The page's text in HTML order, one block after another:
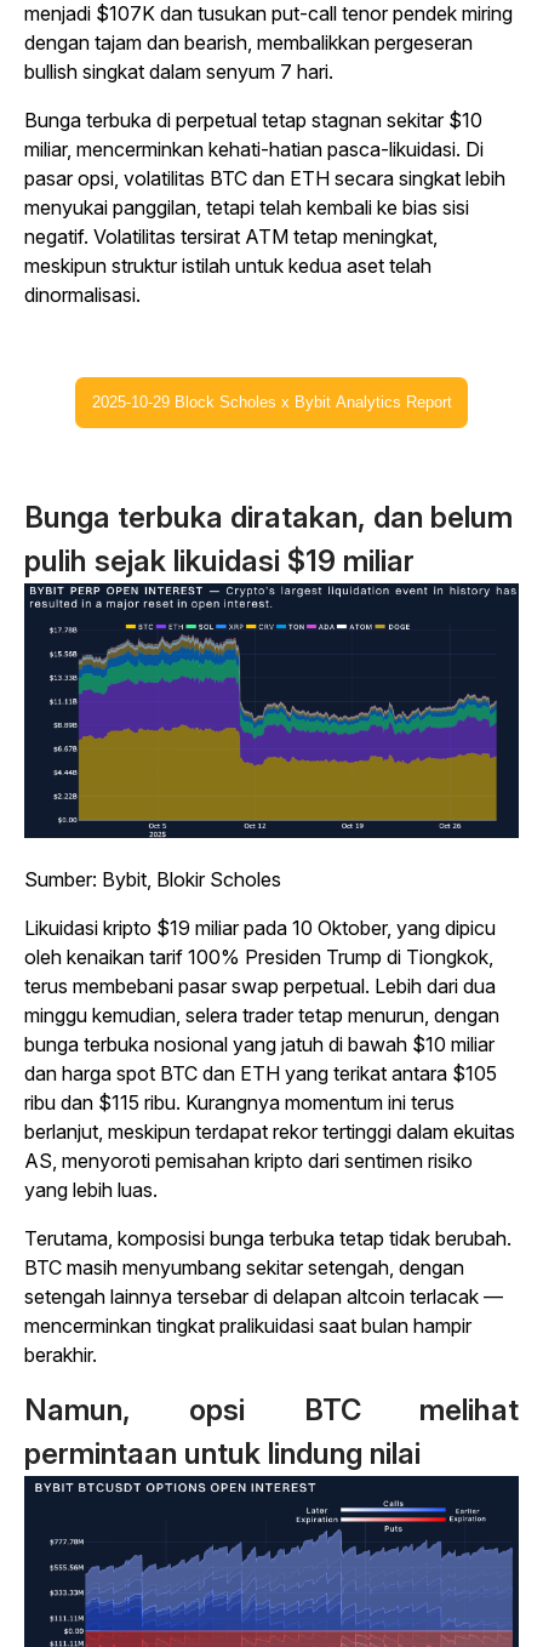
menjadi $107K dan tusukan put-call tenor pendek miring
dengan tajam dan bearish, membalikkan pergeseran
bullish singkat dalam senyum 7 hari.
Bunga terbuka di perpetual tetap stagnan sekitar $10
miliar, mencerminkan kehati-hatian pasca-likuidasi. Di
pasar opsi, volatilitas BTC dan ETH secara singkat lebih
menyukai panggilan, tetapi telah kembali ke bias sisi
negatif. Volatilitas tersirat ATM tetap meningkat,
meskipun struktur istilah untuk kedua aset telah
dinormalisasi.
2025-10-29 Block Scholes x Bybit Analytics Report
Bunga terbuka diratakan, dan belum
pulih sejak likuidasi $19 miliar
Sumber: Bybit, Blokir Scholes
Likuidasi kripto $19 miliar pada 10 Oktober, yang dipicu
oleh kenaikan tarif 100% Presiden Trump di Tiongkok,
terus membebani pasar swap perpetual. Lebih dari dua
minggu kemudian, selera trader tetap menurun, dengan
bunga terbuka nosional yang jatuh di bawah $10 miliar
dan harga spot BTC dan ETH yang terikat antara $105
ribu dan $115 ribu. Kurangnya momentum ini terus
berlanjut, meskipun terdapat rekor tertinggi dalam ekuitas
AS, menyoroti pemisahan kripto dari sentimen risiko
yang lebih luas.
Terutama, komposisi bunga terbuka tetap tidak berubah.
BTC masih menyumbang sekitar setengah, dengan
setengah lainnya tersebar di delapan altcoin terlacak —
mencerminkan tingkat pralikuidasi saat bulan hampir
berakhir.
Namun, opsi BTC melihat
permintaan untuk lindung nilai